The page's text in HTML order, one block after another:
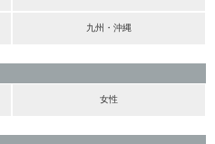
九州・沖縄
女性